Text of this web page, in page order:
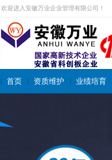
欢迎进入安徽万业企业管理有限公司！
首页 资质维护 业绩培育
搜索关键字： 施工总承包资质 专